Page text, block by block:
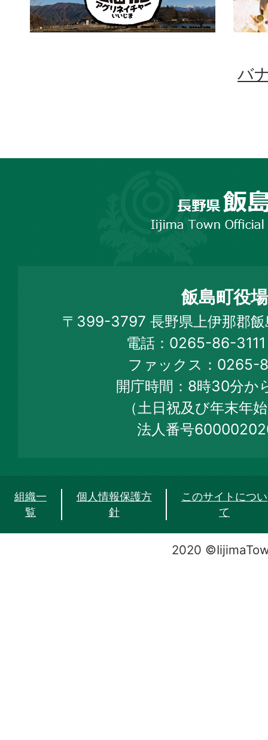
バ
Town
Official
Web
Site
飯島町役場
〒399-3797 長野県上伊那郡
電話：0265-86-
ファックス：0265-
開庁時間：8時30分か
（土日祝及び年末年
法人番号
組織一
覧
個人情報保護方
針
このサイトについ
て
2020